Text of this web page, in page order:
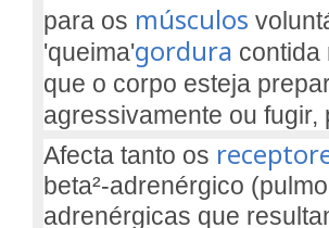
para os músculos
'queima'gordura contida
que o corpo esteja
agressivamente ou fugir,
Afecta tanto os
beta²-adrenérgico
adrenérgicas que